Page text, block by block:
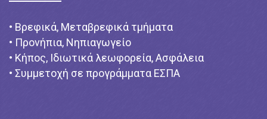
• Βρεφικά, Μεταβρεφικά τμήματα
• Προνήπια, Νηπιαγωγείο
• Κήπος, Ιδιωτικά λεωφορεία, Ασφάλεια
• Συμμετοχή σε προγράμματα ΕΣΠΑ